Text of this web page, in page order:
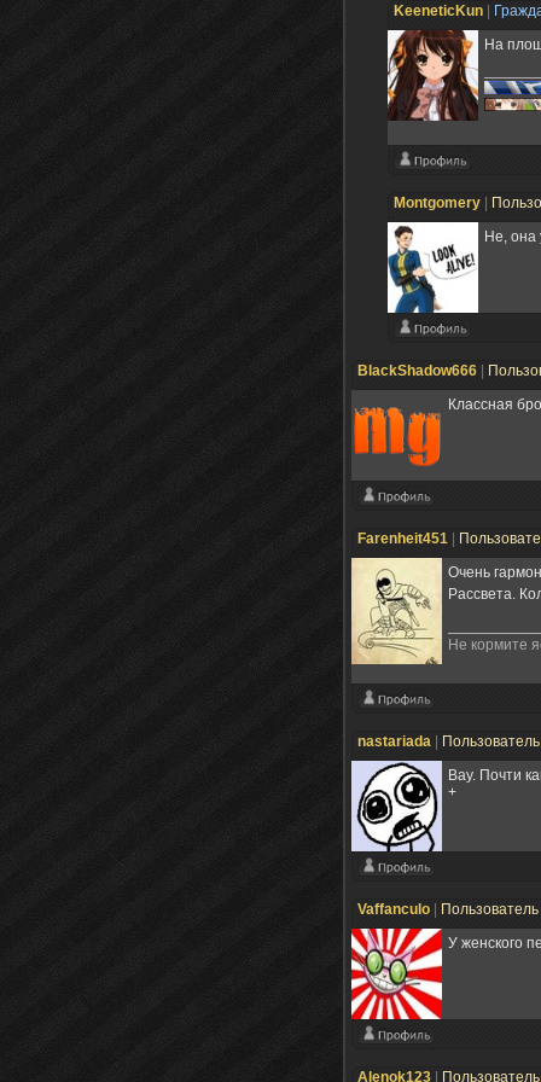
KeeneticKun
На
Montgomery
Не, она
BlackShadow666
Классная
Farenheit451
Очень
Рассвета.
Не кормите
nastariada
Вау. Почти
+
Vaffanculo
Пользователь
У женского
Alenok123